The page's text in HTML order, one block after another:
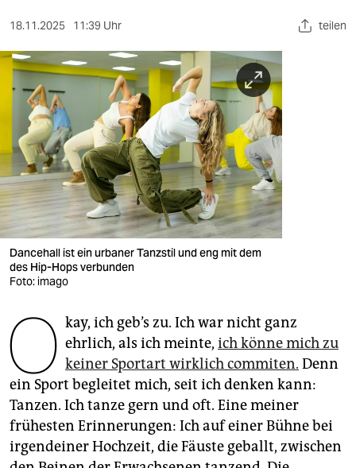
nord
wahrheit
verlag
verlag
veranstaltungen
shop
fragen & hilfe
unterstützen
genossenschaft
epaper login
18.11.2025 11:39 Uhr teilen
Dancehall ist ein urbaner Tanzstil und eng mit dem
des Hip-Hops verbunden
Foto: imago
O kay, ich geb’s zu. Ich war nicht ganz
ehrlich, als ich meinte, ich könne mich zu
keiner Sportart wirklich commiten. Denn
ein Sport begleitet mich, seit ich denken kann:
Tanzen. Ich tanze gern und oft. Eine meiner
frühesten Erinnerungen: Ich auf einer Bühne bei
irgendeiner Hochzeit, die Fäuste geballt, zwischen